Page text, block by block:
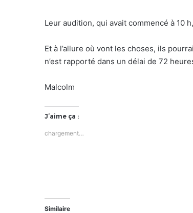
Leur audition, qui avait commencé à 10
Et à l’allure où vont les choses, ils
n’est rapporté dans un délai de 72
Malcolm
J’aime ça :
chargement…
Similaire